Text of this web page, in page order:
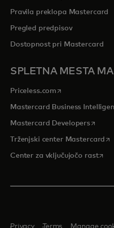
Pravila preklopa Mastercard
Pregled predpisov
Dostopnost pri Mastercard
SPLETNA MESTA
Priceless.com opens in a new
Mastercard Business
Mastercard Developersopens
Trženjski center Mastercard
Center za vključujočo rast
Privacy Terms Manage